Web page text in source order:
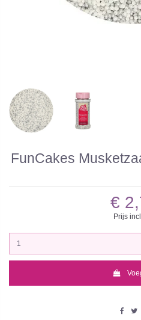
FunCakes
€
Prijs